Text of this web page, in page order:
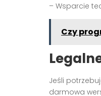
– Wsparcie
Czy
Jeśli
darmowa